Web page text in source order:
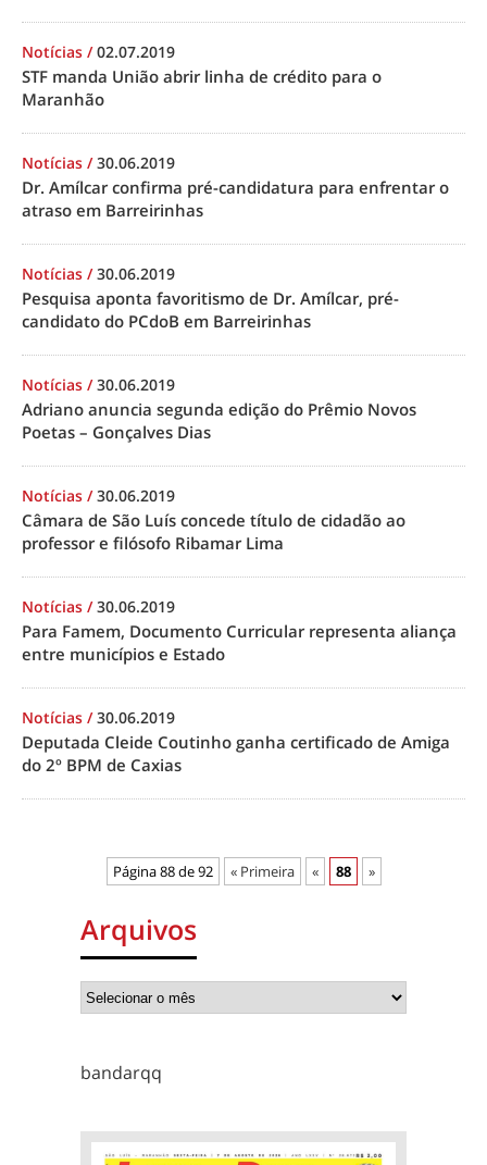
Notícias /02.07.2019
STF manda União abrir linha de crédito para o
Maranhão
Notícias /30.06.2019
Dr. Amílcar confirma pré-candidatura para enfrentar o
atraso em Barreirinhas
Notícias /30.06.2019
Pesquisa aponta favoritismo de Dr. Amílcar, pré-
candidato do PCdoB em Barreirinhas
Notícias /30.06.2019
Adriano anuncia segunda edição do Prêmio Novos
Poetas – Gonçalves Dias
Notícias /30.06.2019
Câmara de São Luís concede título de cidadão ao
professor e filósofo Ribamar Lima
Notícias /30.06.2019
Para Famem, Documento Curricular representa aliança
entre municípios e Estado
Notícias /30.06.2019
Deputada Cleide Coutinho ganha certificado de Amiga
do 2º BPM de Caxias
Página 88 de 92 « Primeira « 88 »
Arquivos
bandarqq